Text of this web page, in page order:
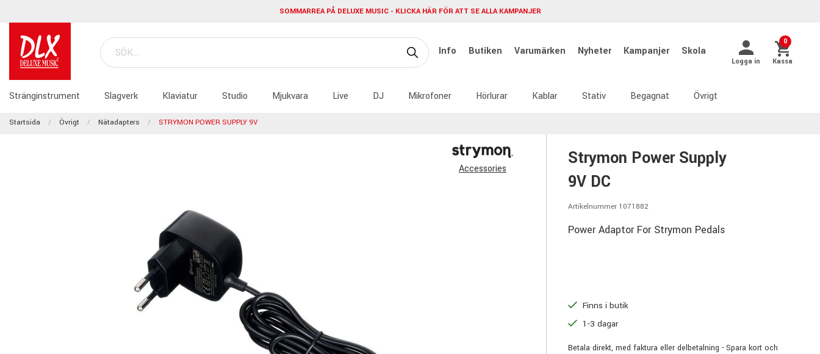
SOMMARREA PÅ DELUXE MUSIC - KLICKA HÄR FÖR ATT SE ALLA KAMPANJER
Info Butiken Varumärken Nyheter Kampanjer Skola
Logga in
0
Kassa
Stränginstrument Slagverk Klaviatur Studio Mjukvara Live DJ Mikrofoner Hörlurar Kablar Stativ Begagnat Övrigt
Startsida Övrigt Nätadapters STRYMON POWER SUPPLY 9V
Accessories
Strymon Power Supply
9V DC
Artikelnummer 1071882
Power Adaptor For Strymon Pedals
Finns i butik
1-3 dagar
Betala direkt, med faktura eller delbetalning - Spara kort och